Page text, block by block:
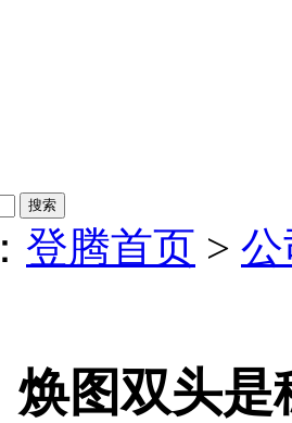
登腾首页 >
焕图双头